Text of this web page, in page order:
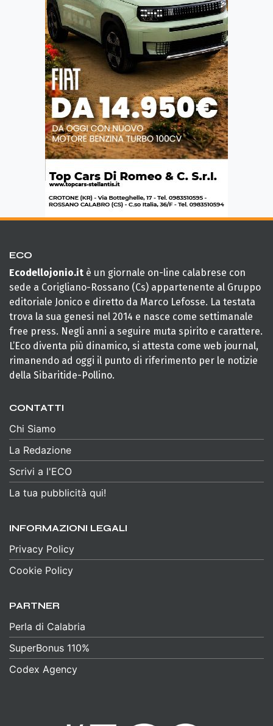
ECO
Ecodellojonio.it è un giornale on-line calabrese con
sede a Corigliano-Rossano (Cs) appartenente al Gruppo
editoriale Jonico e diretto da Marco Lefosse. La testata
trova la sua genesi nel 2014 e nasce come settimanale
free press. Negli anni a seguire muta spirito e carattere.
L’Eco diventa più dinamico, si attesta come web journal,
rimanendo ad oggi il punto di riferimento per le notizie
della Sibaritide-Pollino.
CONTATTI
Chi Siamo
La Redazione
Scrivi a l'ECO
La tua pubblicità qui!
INFORMAZIONI LEGALI
Privacy Policy
Cookie Policy
PARTNER
Perla di Calabria
SuperBonus 110%
Codex Agency